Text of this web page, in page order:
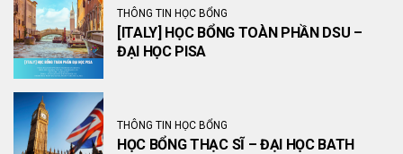
THÔNG TIN HỌC BỔNG
[ITALY] HỌC BỔNG TOÀN PHẦN DSU –
ĐẠI HỌC PISA
THÔNG TIN HỌC BỔNG
HỌC BỔNG THẠC SĨ – ĐẠI HỌC BATH